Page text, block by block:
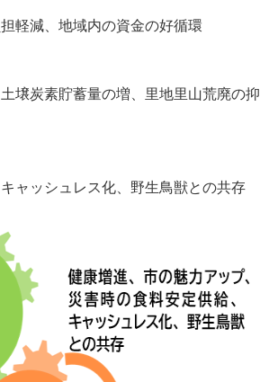
軽減、地域内の資金の好循環
壌炭素貯蓄量の増、里地里山荒廃の抑
ャッシュレス化、野生鳥獣との共存